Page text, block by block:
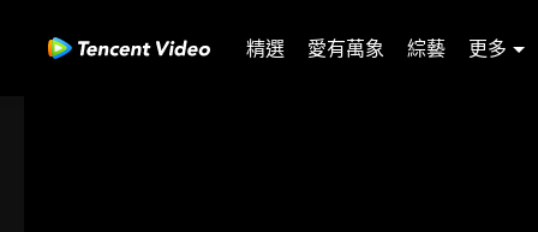
精選 愛有萬象 綜藝 更多